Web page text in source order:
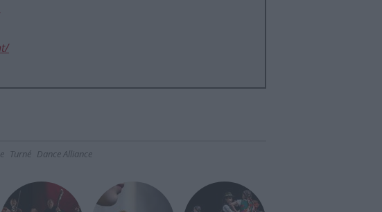
Turné Dance Alliance